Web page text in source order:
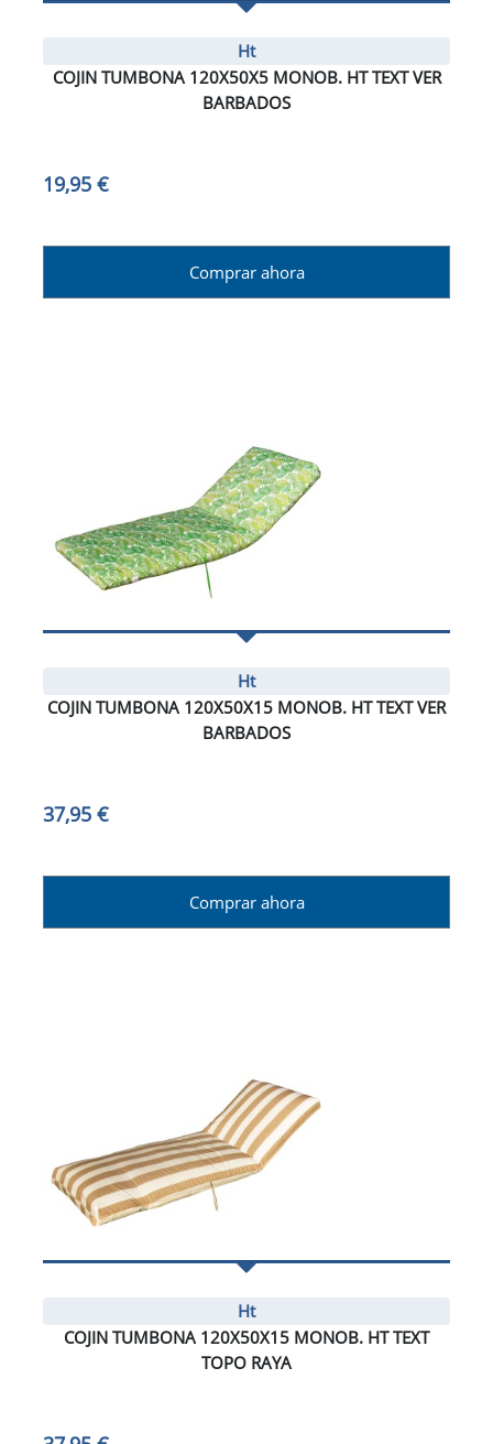
Ht
COJIN TUMBONA 120X50X5 MONOB. HT TEXT VER
BARBADOS
19,95 €
Comprar ahora
Ht
COJIN TUMBONA 120X50X15 MONOB. HT TEXT VER
BARBADOS
37,95 €
Comprar ahora
Ht
COJIN TUMBONA 120X50X15 MONOB. HT TEXT
TOPO RAYA